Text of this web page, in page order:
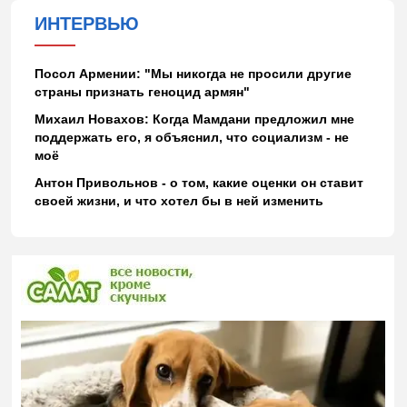
ИНТЕРВЬЮ
Посол Армении: "Мы никогда не просили другие
страны признать геноцид армян"
Михаил Новахов: Когда Мамдани предложил мне
поддержать его, я объяснил, что социализм - не
моё
Антон Привольнов - о том, какие оценки он ставит
своей жизни, и что хотел бы в ней изменить